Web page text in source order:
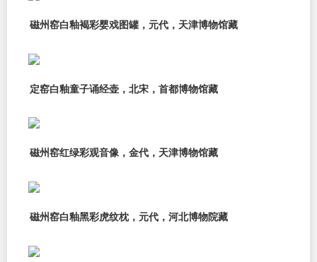
磁州窑白釉褐彩婴戏图罐，元代，天津博物馆藏
定窑白釉童子诵经壶，北宋，首都博物馆藏
磁州窑红绿彩观音像，金代，天津博物馆藏
磁州窑白釉黑彩虎纹枕，元代，河北博物院藏